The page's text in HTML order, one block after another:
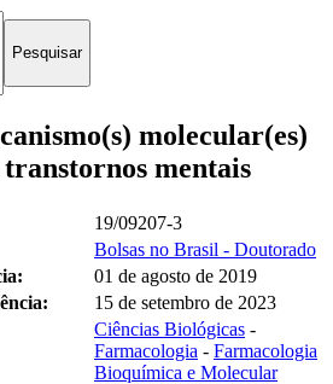
molecular(es)
mentais
19/09207-3
Bolsas no Brasil - Doutorado
01 de agosto de 2019
15 de setembro de 2023
Ciências Biológicas -
Farmacologia - Farmacologia
Bioquímica e Molecular